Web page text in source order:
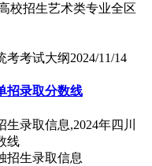
校招生艺术类专业全区
考考试大纲2024/11/14
招录取分数线
录取信息,2024年四川
线